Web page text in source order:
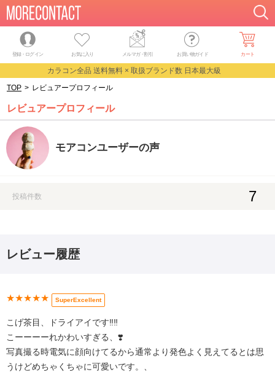
登録・ログイン お気に入り メルマガ・割引 お買い物ガイド カート
カラコン全品 送料無料 × 取扱ブランド数 日本最大級
TOP > レビュアープロフィール
レビュアープロフィール
モアコンユーザーの声
投稿件数 7
レビュー履歴
★★★★★ SuperExcellent
こげ茶目、ドライアイです‼️‼️
こーーーーれかわいすぎる、❣️
写真撮る時電気に顔向けてるから通常より発色よく見えてるとは思
うけどめちゃくちゃに可愛いです。、